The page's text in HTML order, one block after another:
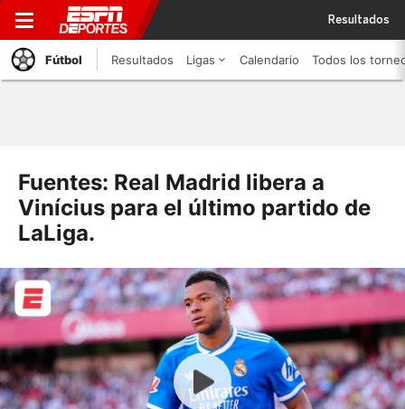
Resultados
Fútbol Resultados Ligas Calendario Todos los
Fuentes: Real Madrid libera a
Vinícius para el último partido de
LaLiga.